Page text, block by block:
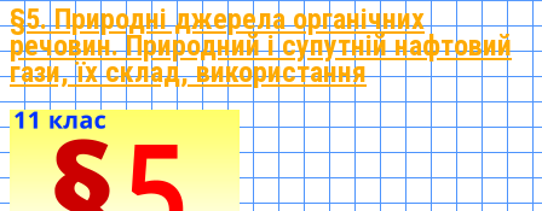
§5. Природні джерела органічних
речовин. Природний і супутній нафтовий
гази, їх склад, використання